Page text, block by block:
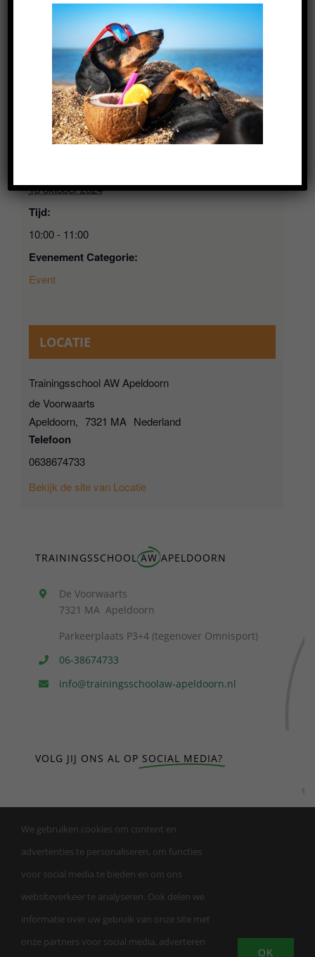
Puppy module (VOL) Jonge honden module
GEGEVENS
13 oktober 2024
Tijd:
10:00 - 11:00
Evenement Categorie:
Event
LOCATIE
Trainingsschool AW Apeldoorn
de Voorwaarts
Apeldoorn, 7321 MA Nederland
Telefoon
0638674733
Bekijk de site van Locatie
TRAININGSSCHOOL AW APELDOORN
De Voorwaarts
7321 MA Apeldoorn
Parkeerplaats P3+4 (tegenover Omnisport)
06-38674733
info@trainingsschoolaw-apeldoorn.nl
VOLG JIJ ONS AL OP SOCIAL MEDIA?
We gebruiken cookies om content en
advertenties te personaliseren, om functies
voor social media te bieden en om ons
websiteverkeer te analyseren. Ook delen we
informatie over uw gebruik van onze site met
onze partners voor social media, adverteren
OK